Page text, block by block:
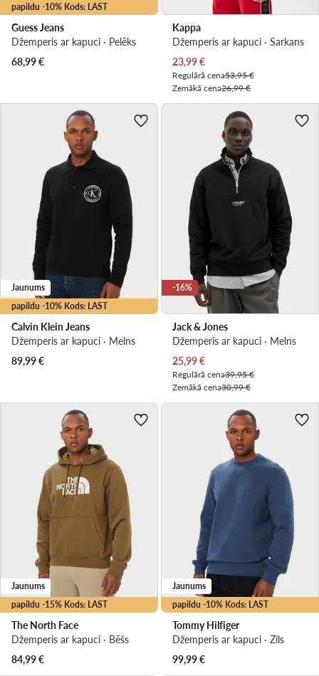
papildu -10% Kods: LAST
Guess Jeans
Džemperis ar kapuci · Pelēks
68,99€
Kappa
Džemperis ar kapuci · Sarkans
Pašreizējā cena
23,99€
Regulārā cena53,95 €
Zemākā cena26,99 €
papildu -10% Kods: LAST
Jaunums
Calvin Klein Jeans
Džemperis ar kapuci · Melns
89,99€
-16%
Jack & Jones
Džemperis ar kapuci · Melns
Pašreizējā cena
25,99€
Regulārā cena39,95 €
Zemākā cena30,99 €
papildu -15% Kods: LAST
Jaunums
The North Face
Džemperis ar kapuci · Bēšs
84,99€
papildu -10% Kods: LAST
Jaunums
Tommy Hilfiger
Džemperis ar kapuci · Zils
99,99€